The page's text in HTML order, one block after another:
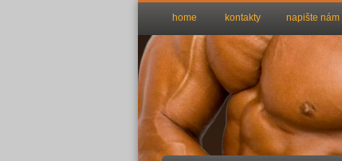
home kontakty napište nám